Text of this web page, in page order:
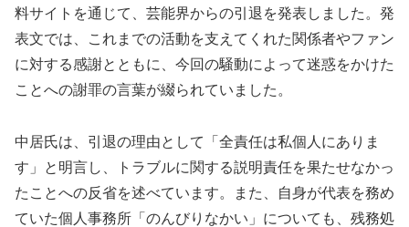
料サイトを通じて、芸能界からの引退を発表しました。発
表文では、これまでの活動を支えてくれた関係者やファン
に対する感謝とともに、今回の騒動によって迷惑をかけた
ことへの謝罪の言葉が綴られていました。
中居氏は、引退の理由として「全責任は私個人にありま
す」と明言し、トラブルに関する説明責任を果たせなかっ
たことへの反省を述べています。また、自身が代表を務め
ていた個人事務所「のんびりなかい」についても、残務処